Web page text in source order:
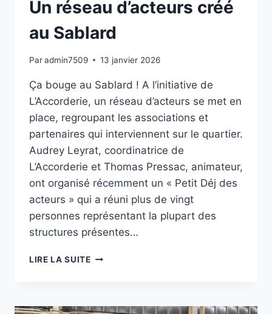
Un réseau d’acteurs créé
au Sablard
Paradmin7509 13 janvier 2026
Ça bouge au Sablard ! A l’initiative de
L’Accorderie, un réseau d’acteurs se met en
place, regroupant les associations et
partenaires qui interviennent sur le quartier.
Audrey Leyrat, coordinatrice de
L’Accorderie et Thomas Pressac, animateur,
ont organisé récemment un « Petit Déj des
acteurs » qui a réuni plus de vingt
personnes représentant la plupart des
structures présentes…
LIRE LA SUITEUN
AU